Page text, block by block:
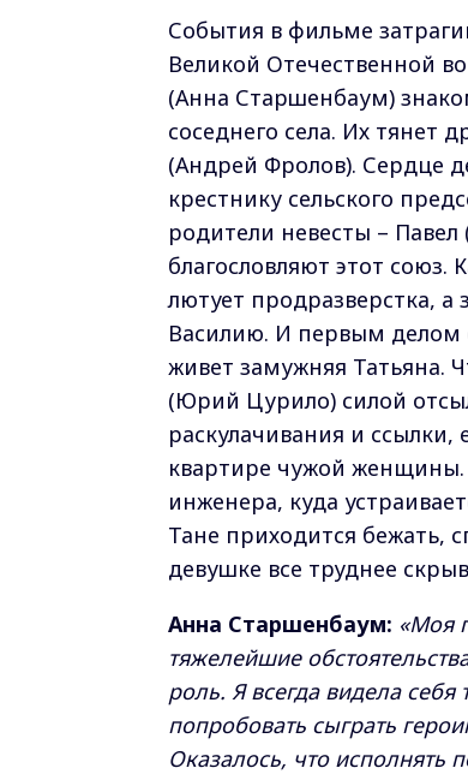
События в фильме
Великой Отечественной
(Анна Старшенбаум)
соседнего села. Их тянет
(Андрей Фролов). Сердце
крестнику сельского
родители невесты –
благословляют этот союз.
лютует продразверстка, а
Василию. И первым делом
живет замужняя Татьяна.
(Юрий Цурило) силой
раскулачивания и ссылки,
квартире чужой
инженера, куда
Тане приходится бежать,
девушке все труднее
Анна Старшенбаум: «Моя
тяжелейшие
роль. Я всегда видела
попробовать сыграть
Оказалось, что исполнять